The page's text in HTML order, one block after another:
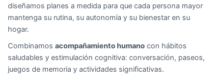
diseñamos planes a medida para que cada persona mayor
mantenga su rutina, su autonomía y su bienestar en su
hogar.
Combinamos acompañamiento humano con hábitos
saludables y estimulación cognitiva: conversación, paseos,
juegos de memoria y actividades significativas.